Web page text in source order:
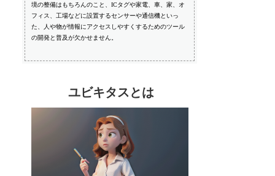
境の整備はもちろんのこと、ICタグや家電、車、家、オ
フィス、工場などに設置するセンサーや通信機といっ
た、人や物が情報にアクセスしやすくするためのツール
の開発と普及が欠かせません。
ユビキタスとは